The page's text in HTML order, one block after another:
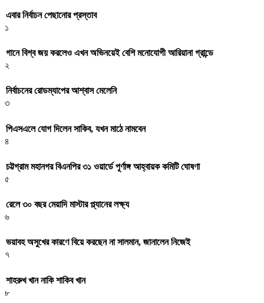
এবার নির্বাচন পেছানোর প্রস্তাব
১
গানে বিশ্ব জয় করলেও এখন অভিনয়েই বেশি মনোযোগী আরিয়ানা গ্রান্ডে
২
নির্বাচনের রোডম্যাপের আশ্বাস মেলেনি
৩
পিএসএলে যোগ দিলেন সাকিব, যখন মাঠে নামবেন
৪
চট্টগ্রাম মহানগর বিএনপির ৩১ ওয়ার্ডে পূর্ণাঙ্গ আহ্বায়ক কমিটি ঘোষণা
৫
রেলে ৩০ বছর মেয়াদি মাস্টার প্ল্যানের লক্ষ্য
৬
ভয়াবহ অসুখের কারণে বিয়ে করছেন না সালমান, জানালেন নিজেই
৭
শাহরুখ খান নাকি শাকিব খান
৮